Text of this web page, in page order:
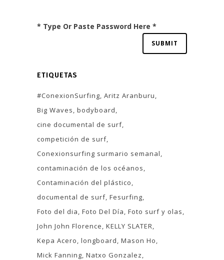
* Type Or Paste Password Here *
ETIQUETAS
#ConexionSurfing Aritz Aranburu
Big Waves bodyboard
cine documental de surf
competición de surf
Conexionsurfing surmario semanal
contaminación de los océanos
Contaminación del plástico
documental de surf Fesurfing
Foto del dia Foto Del Día Foto surf y olas
John John Florence KELLY SLATER
Kepa Acero longboard Mason Ho
Mick Fanning Natxo Gonzalez